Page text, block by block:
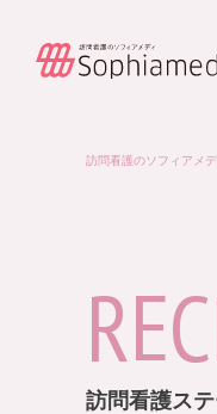
訪問看護のソフィアメ
訪問看護ス